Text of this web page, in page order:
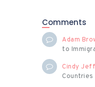
Comments
Adam
to
Cindy